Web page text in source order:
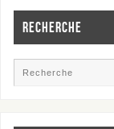
RECHERCHE